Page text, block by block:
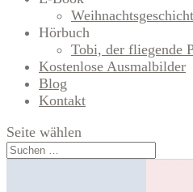
Hörbuch
Tobi, der fliegende
Kostenlose Ausmalbilder
Blog
Kontakt
Seite wählen